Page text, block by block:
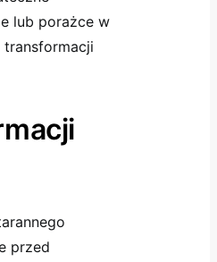
lub porażce w
transformacji
przed